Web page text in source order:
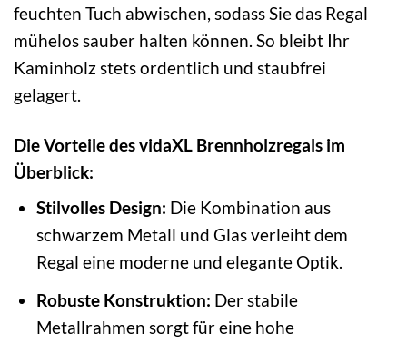
feuchten Tuch abwischen, sodass Sie das Regal
mühelos sauber halten können. So bleibt Ihr
Kaminholz stets ordentlich und staubfrei
gelagert.
Die Vorteile des vidaXL Brennholzregals im
Überblick:
Stilvolles Design: Die Kombination aus
schwarzem Metall und Glas verleiht dem
Regal eine moderne und elegante Optik.
Robuste Konstruktion: Der stabile
Metallrahmen sorgt für eine hohe